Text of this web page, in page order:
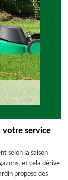
votre service
selon la saison
et cela dérive
propose des